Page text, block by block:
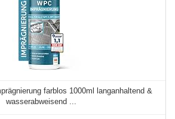
farblos 1000ml langanhaltend &
wasserabweisend ...